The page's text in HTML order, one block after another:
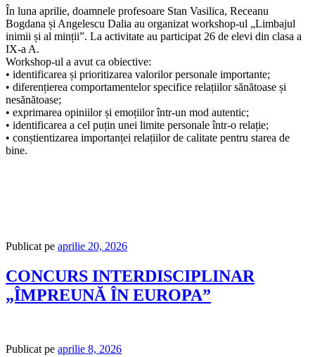
În luna aprilie, doamnele profesoare Stan Vasilica, Receanu
Bogdana și Angelescu Dalia au organizat workshop-ul „Limbajul
inimii și al minții”. La activitate au participat 26 de elevi din clasa a
IX-a A.
Workshop-ul a avut ca obiective:
• identificarea și prioritizarea valorilor personale importante;
• diferențierea comportamentelor specifice relațiilor sănătoase și
nesănătoase;
• exprimarea opiniilor și emoțiilor într-un mod autentic;
• identificarea a cel puțin unei limite personale într-o relație;
• conștientizarea importanței relațiilor de calitate pentru starea de
bine.
Publicat pe aprilie 20, 2026
CONCURS INTERDISCIPLINAR
„ÎMPREUNĂ ÎN EUROPA”
Publicat pe aprilie 8, 2026